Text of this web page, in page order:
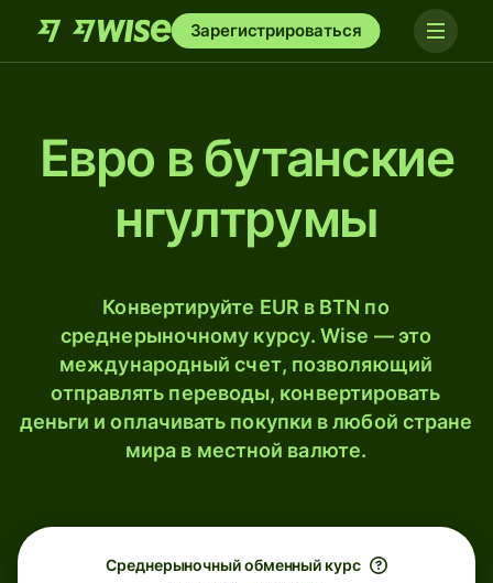
Зарегистрироваться
Евро в бутанские
нгултрумы
Конвертируйте EUR в BTN по
среднерыночному курсу. Wise — это
международный счет, позволяющий
отправлять переводы, конвертировать
деньги и оплачивать покупки в любой стране
мира в местной валюте.
Среднерыночный обменный курс